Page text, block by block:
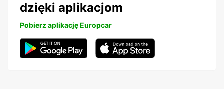
dzięki aplikacjom
Pobierz aplikację Europcar